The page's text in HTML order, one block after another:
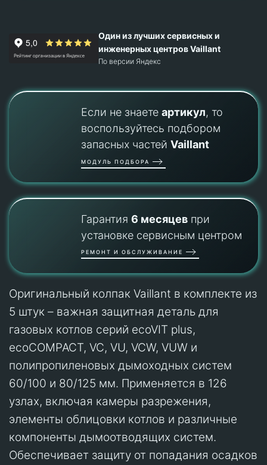
Один из лучших сервисных и
инженерных центров Vaillant
По версии Яндекс
Если не знаете артикул, то
воспользуйтесь подбором
запасных частей Vaillant
МОДУЛЬ ПОДБОРА
Гарантия 6 месяцевпри
установке сервисным центром
РЕМОНТ И ОБСЛУЖИВАНИЕ
Оригинальный колпак Vaillant в комплекте из
5 штук – важная защитная деталь для
газовых котлов серий ecoVIT plus,
ecoCOMPACT, VC, VU, VCW, VUW и
полипропиленовых дымоходных систем
60/100 и 80/125 мм. Применяется в 126
узлах, включая камеры разрежения,
элементы облицовки котлов и различные
компоненты дымоотводящих систем.
Обеспечивает защиту от попадания осадков